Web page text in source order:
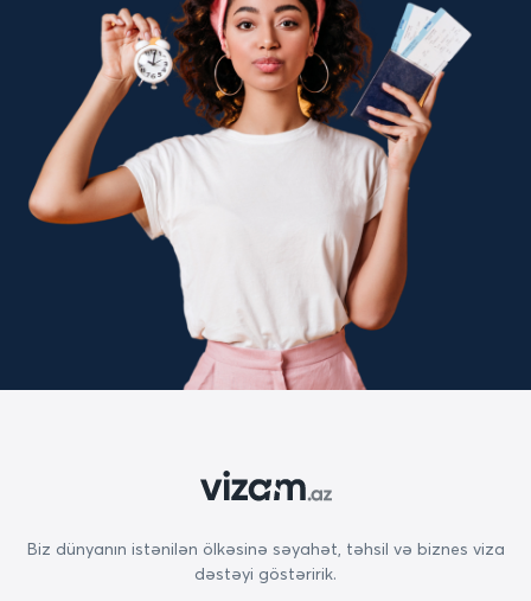
Biz dünyanın istənilən ölkəsinə səyahət, təhsil və biznes viza
dəstəyi göstəririk.